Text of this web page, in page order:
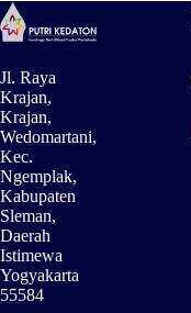
Jl. Raya
Krajan,
Krajan,
Wedomartani,
Kec.
Ngemplak,
Kabupaten
Sleman,
Daerah
Istimewa
Yogyakarta
55584